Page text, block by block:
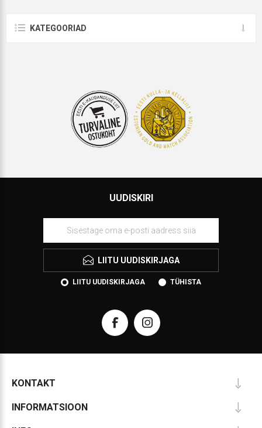
KATEGOORIAD
UUDISKIRI
LIITU UUDISKIRJAGA
LIITU UUDISKIRJAGA TÜHISTA
KONTAKT
INFORMATSIOON